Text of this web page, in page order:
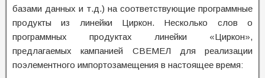
базами данных и т.д.) на соответствующие программные
продукты из линейки Циркон. Несколько слов о
программных продуктах линейки «Циркон»,
предлагаемых кампанией СВЕМЕЛ для реализации
поэлементного импортозамещения в настоящее время: